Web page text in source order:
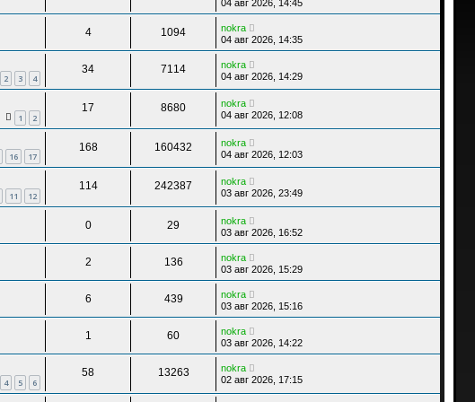
04 авг 2026, 14:45
4 1094
nokra
04 авг 2026, 14:35
2 3 4
34 7114
nokra
04 авг 2026, 14:29
1 2
17 8680
nokra
04 авг 2026, 12:08
16 17
168 160432
nokra
04 авг 2026, 12:03
11 12
114 242387
nokra
03 авг 2026, 23:49
0 29
nokra
03 авг 2026, 16:52
2 136
nokra
03 авг 2026, 15:29
6 439
nokra
03 авг 2026, 15:16
1 60
nokra
03 авг 2026, 14:22
4 5 6
58 13263
nokra
02 авг 2026, 17:15